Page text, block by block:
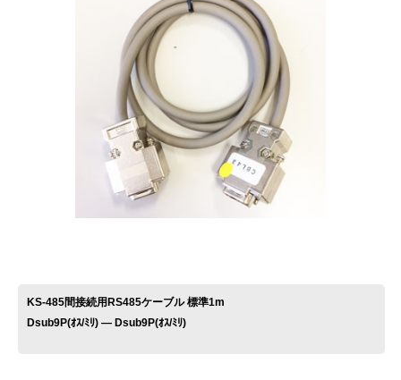
お客様サポート
お問い合わせ
KS-485間接続用RS485ケーブル 標準1m
Dsub9P(ｵｽ/ﾐﾘ) ― Dsub9P(ｵｽ/ﾐﾘ)